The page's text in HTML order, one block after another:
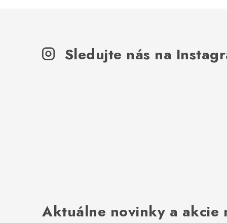
Sledujte nás na
Aktuálne novinky a akcie